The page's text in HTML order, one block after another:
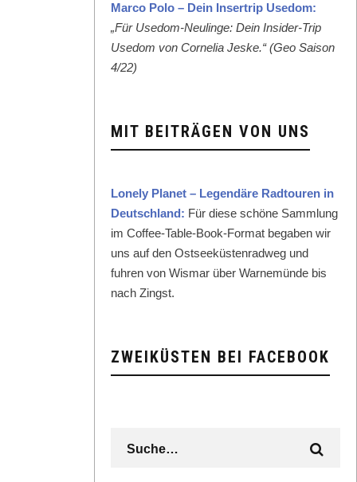
Mar­co Polo – Dein Inser­trip Use­dom:
„Für Use­dom-Neulinge: Dein Insid­er-Trip
Use­dom von Cor­nelia Jeske.“ (Geo Sai­son
4/22)
MIT BEITRÄGEN VON UNS
Lone­ly Plan­et – Leg­endäre Rad­touren in
Deutsch­land: Für diese schöne Samm­lung
im Cof­fee-Table-Book-For­mat begaben wir
uns auf den Ost­seeküsten­rad­weg und
fuhren von Wis­mar über Warnemünde bis
nach Zingst.
ZWEIKÜSTEN BEI FACEBOOK